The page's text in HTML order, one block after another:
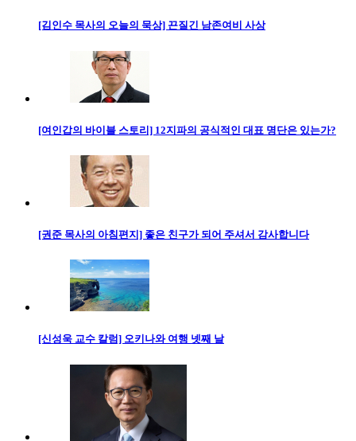
[김인수 목사의 오늘의 묵상] 끈질긴 남존여비 사상
[여인갑의 바이블 스토리] 12지파의 공식적인 대표 명단은 있는가?
[권준 목사의 아침편지] 좋은 친구가 되어 주셔서 감사합니다
[신성욱 교수 칼럼] 오키나와 여행 넷째 날